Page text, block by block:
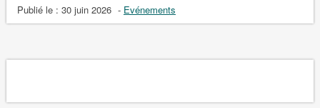
Publié le : 30 juin 2026 - Evénements